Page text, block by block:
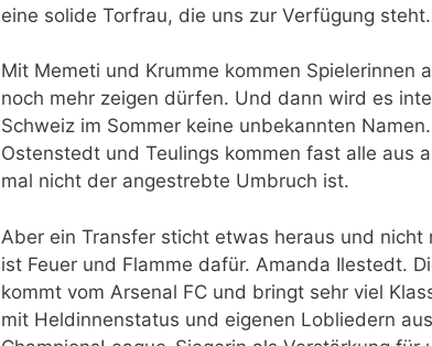
eine solide Torfrau, die uns zur Verfügung steht.
Mit Memeti und Krumme kommen Spielerinnen
noch mehr zeigen dürfen. Und dann wird es
Schweiz im Sommer keine unbekannten
Ostenstedt und Teulings kommen fast alle aus
mal nicht der angestrebte Umbruch ist.
Aber ein Transfer sticht etwas heraus und
ist Feuer und Flamme dafür. Amanda Ilestedt.
kommt vom Arsenal FC und bringt sehr viel
mit Heldinnenstatus und eigenen Lobliedern